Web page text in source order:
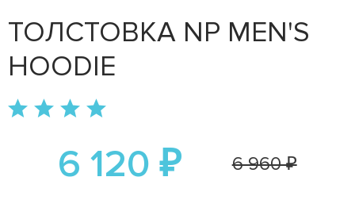
ТОЛСТОВКА NP MEN'S
HOODIE
6 120 ₽ 6 960 ₽